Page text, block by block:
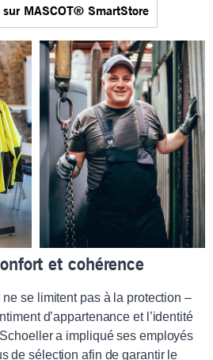
MASCOT® SmartStore
et cohérence
se limitent pas à la protection –
d’appartenance et l’identité
a impliqué ses employés
de sélection afin de garantir le